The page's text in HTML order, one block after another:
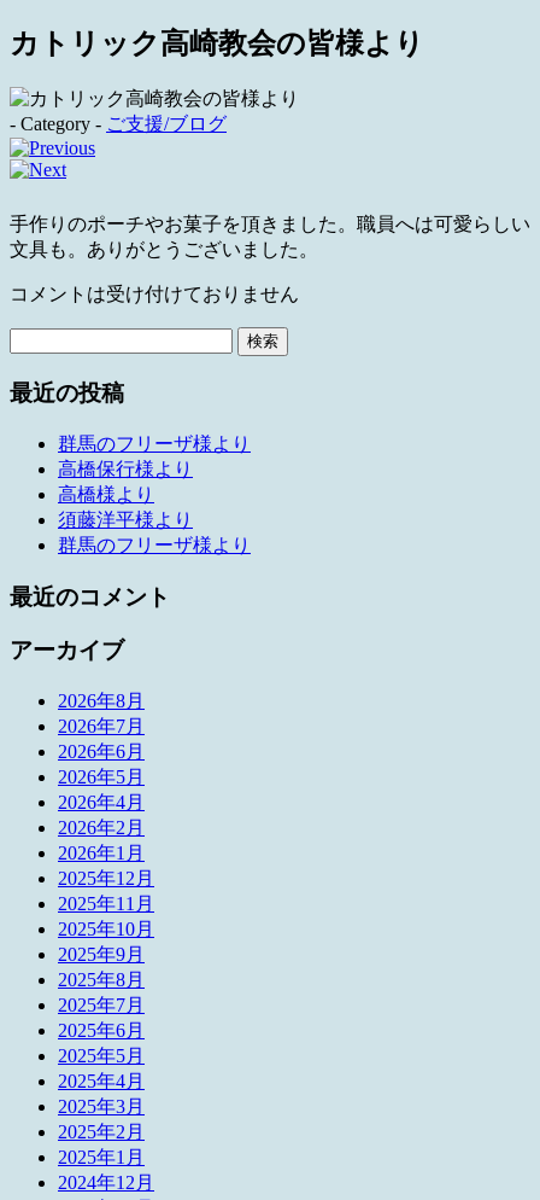
カトリック高崎教会の皆様より
- Category - ご支援/ブログ
手作りのポーチやお菓子を頂きました。職員へは可愛らしい
文具も。ありがとうございました。
コメントは受け付けておりません
最近の投稿
群馬のフリーザ様より
高橋保行様より
高橋様より
須藤洋平様より
群馬のフリーザ様より
最近のコメント
アーカイブ
2026年8月
2026年7月
2026年6月
2026年5月
2026年4月
2026年2月
2026年1月
2025年12月
2025年11月
2025年10月
2025年9月
2025年8月
2025年7月
2025年6月
2025年5月
2025年4月
2025年3月
2025年2月
2025年1月
2024年12月